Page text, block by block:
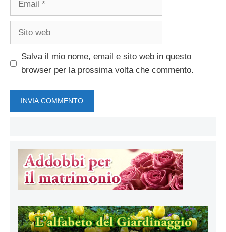
Sito
Salva il mio nome, email e sito web in questo
browser per la prossima volta che commento.